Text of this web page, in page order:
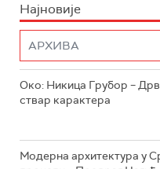
Најновије
Око: Никица Грубор –
ствар карактера
Модерна архитектура у